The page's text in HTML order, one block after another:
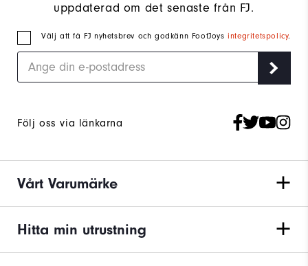
uppdaterad om det senaste från FJ.
Välj att få FJ nyhetsbrev och godkänn FootJoysintegritetspolicy.
Följ oss via länkarna
Vårt Varumärke
Hitta min utrustning